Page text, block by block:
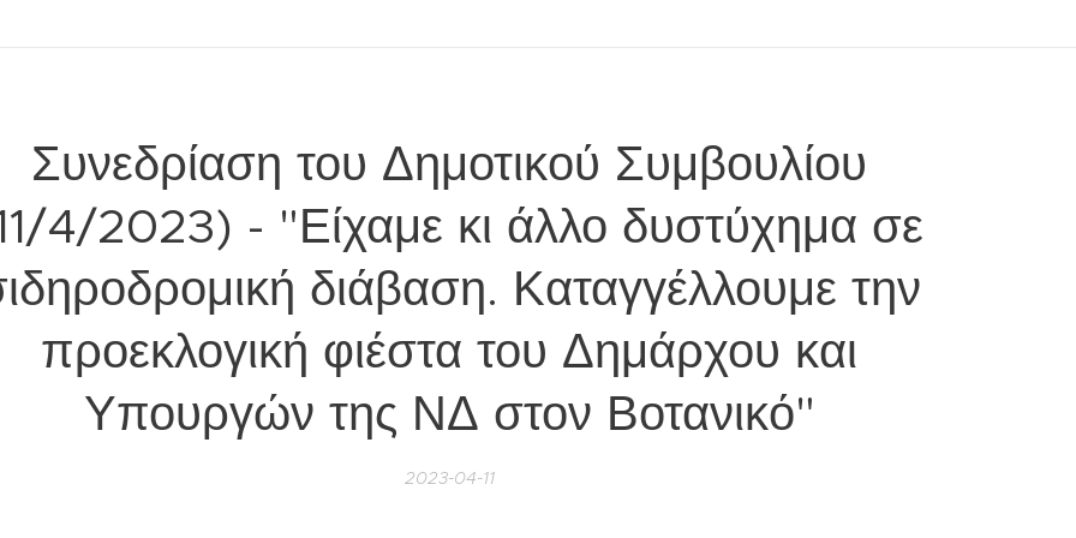
Συνεδρίαση του Δημοτικού Συμβουλίου
4/2023) - "Είχαμε κι άλλο δυστύχημα σε
διάβαση. Καταγγέλλουμε την
προεκλογική φιέστα του Δημάρχου και
Υπουργών της ΝΔ στον Βοτανικό"
2023-04-11